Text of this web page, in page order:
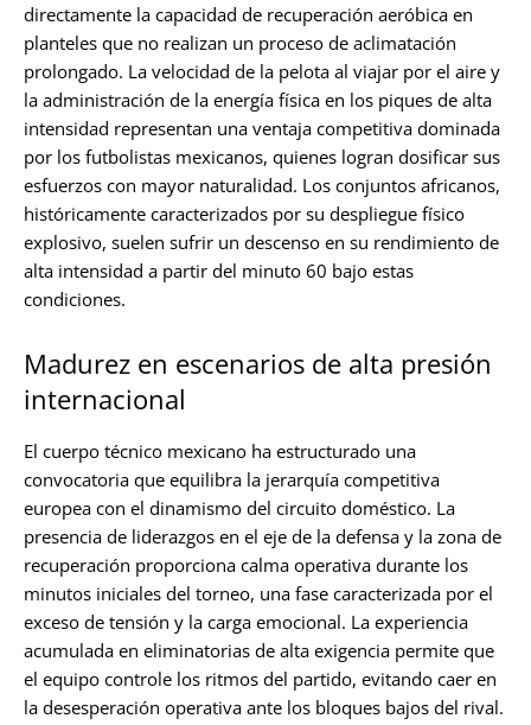
directamente la capacidad de recuperación aeróbica en
planteles que no realizan un proceso de aclimatación
prolongado. La velocidad de la pelota al viajar por el aire y
la administración de la energía física en los piques de alta
intensidad representan una ventaja competitiva dominada
por los futbolistas mexicanos, quienes logran dosificar sus
esfuerzos con mayor naturalidad. Los conjuntos africanos,
históricamente caracterizados por su despliegue físico
explosivo, suelen sufrir un descenso en su rendimiento de
alta intensidad a partir del minuto 60 bajo estas
condiciones.
Madurez en escenarios de alta presión
internacional
El cuerpo técnico mexicano ha estructurado una
convocatoria que equilibra la jerarquía competitiva
europea con el dinamismo del circuito doméstico. La
presencia de liderazgos en el eje de la defensa y la zona de
recuperación proporciona calma operativa durante los
minutos iniciales del torneo, una fase caracterizada por el
exceso de tensión y la carga emocional. La experiencia
acumulada en eliminatorias de alta exigencia permite que
el equipo controle los ritmos del partido, evitando caer en
la desesperación operativa ante los bloques bajos del rival.